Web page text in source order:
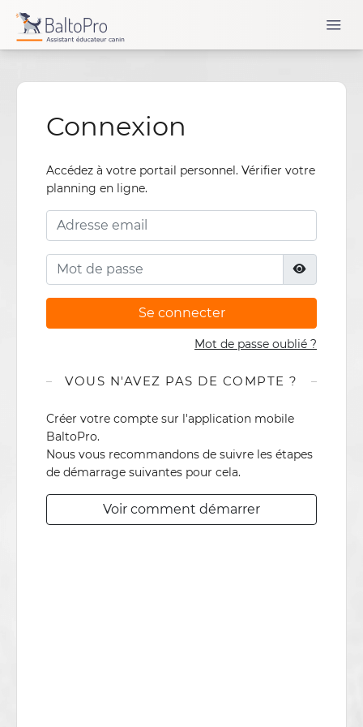
Connexion
Accédez à votre portail personnel. Vérifier votre
planning en ligne.
Se connecter
Mot de passe oublié ?
VOUS N'AVEZ PAS DE COMPTE ?
Créer votre compte sur l'application mobile
BaltoPro.
Nous vous recommandons de suivre les étapes
de démarrage suivantes pour cela.
Voir comment démarrer